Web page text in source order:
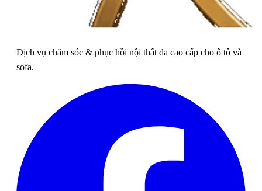
Dịch vụ chăm sóc & phục hồi nội thất da cao cấp cho ô tô và
sofa.